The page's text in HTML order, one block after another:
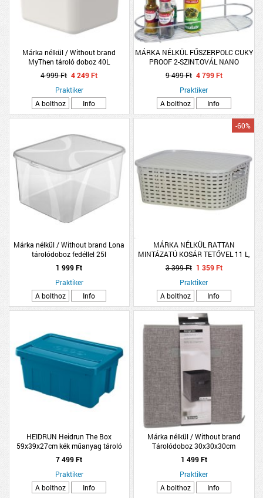
Márka nélkül / Without brand
MyThen tároló doboz 40L
34x38x39,5cm bézs-fekete műanyag
4 999 Ft 4 249 Ft
Praktiker
A bolthoz
Info
MÁRKA NÉLKÜL FŰSZERPOLC CUKY
PROOF 2-SZINT.OVÁL NANO
BEVONAT,KRÓMOZ.ACÉL
38X13X30CM
9 499 Ft 4 799 Ft
Praktiker
A bolthoz
Info
Márka nélkül / Without brand Lona
tárolódoboz fedéllel 25l
23x35,1x42cm színtelen műanyag
1 999 Ft
Praktiker
A bolthoz
Info
MÁRKA NÉLKÜL RATTAN
MINTÁZATÚ KOSÁR TETŐVEL 11 L,
BÉZS
-60%
3 399 Ft 1 359 Ft
Praktiker
A bolthoz
Info
HEIDRUN Heidrun The Box
59x39x27cm kék műanyag tároló
doboz tetővel 45L
7 499 Ft
Praktiker
A bolthoz
Info
Márka nélkül / Without brand
Tárolódoboz 30x30x30cm
világosszürke poliészter
1 499 Ft
Praktiker
A bolthoz
Info